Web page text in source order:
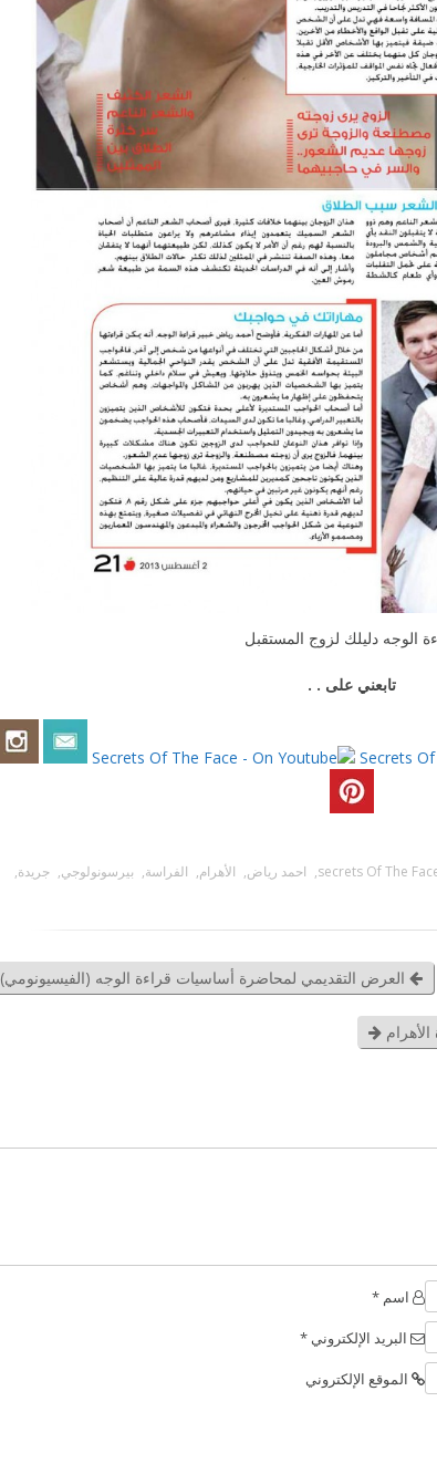
الوجه دليلك لزوج المستقبل
تابعني على . .
secrets Of The
, احمد رياض, الأهرام, الفراسة, بيرسونولوجي, جريدة,
العرض التقديمي لمحاضرة أساسيات قراءة الوجه (الفيسيونومي)
اسم *
البريد الإلكتروني *
الموقع الإلكتروني